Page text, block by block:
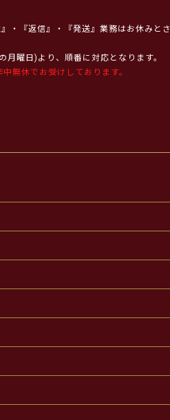
・『返信』・『発送』業務はお休みと
月曜日)より、順番に対応となります。
無休でお受けしております。